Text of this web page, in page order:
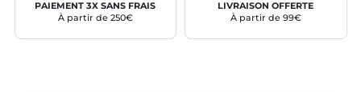
PAIEMENT 3X SANS FRAIS
À partir de 250€
LIVRAISON OFFERTE
À partir de 99€